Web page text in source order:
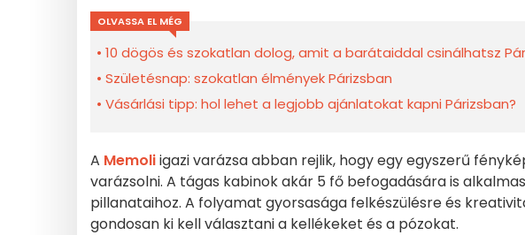
OLVASSA EL MÉG
10 dögös és szokatlan dolog, amit a barátaiddal csinálhatsz
Születésnap: szokatlan élmények Párizsban
Vásárlási tipp: hol lehet a legjobb ajánlatokat kapni Párizsban?
A Memoliigazi varázsa abban rejlik, hogy egy egyszerű
varázsolni. A tágas kabinok akár 5 fő befogadására is
pillanataihoz. A folyamat gyorsasága felkészülésre és
gondosan ki kell választani a kellékeket és a pózokat.